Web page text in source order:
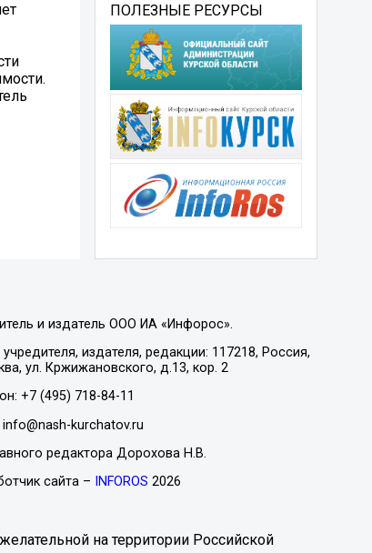
ПОЛЕЗНЫЕ РЕСУРСЫ
и издатель ООО ИА «Инфорос».
издателя, редакции: 117218, Россия,
ул. Кржижановского, д.13, кор. 2
+7 (495) 718-84-11
info@nash-kurchatov.ru
редактора Дорохова Н.В.
сайта – INFOROS 2026
на территории Российской